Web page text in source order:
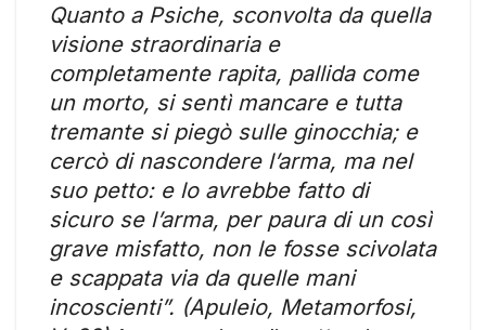
Quanto a Psiche, sconvolta da quella
visione straordinaria e
completamente rapita, pallida come
un morto, si sentì mancare e tutta
tremante si piegò sulle ginocchia; e
cercò di nascondere l’arma, ma nel
suo petto: e lo avrebbe fatto di
sicuro se l’arma, per paura di un così
grave misfatto, non le fosse scivolata
e scappata via da quelle mani
incoscienti”. (Apuleio, Metamorfosi,